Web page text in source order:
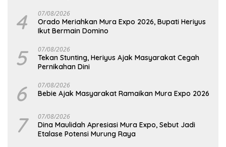
4 07/08/2026
Orado Meriahkan Mura Expo 2026, Bupati Heriyus
Ikut Bermain Domino
5 07/08/2026
Tekan Stunting, Heriyus Ajak Masyarakat Cegah
Pernikahan Dini
6 07/08/2026
Bebie Ajak Masyarakat Ramaikan Mura Expo 2026
7 07/08/2026
Dina Maulidah Apresiasi Mura Expo, Sebut Jadi
Etalase Potensi Murung Raya